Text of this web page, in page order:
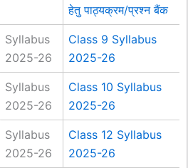
हेतु पाठ्यक्रम/प्रश्न बैंक
Syllabus
2025-26
Class 9 Syllabus
2025-26
Syllabus
2025-26
Class 10 Syllabus
2025-26
Syllabus
2025-26
Class 12 Syllabus
2025-26